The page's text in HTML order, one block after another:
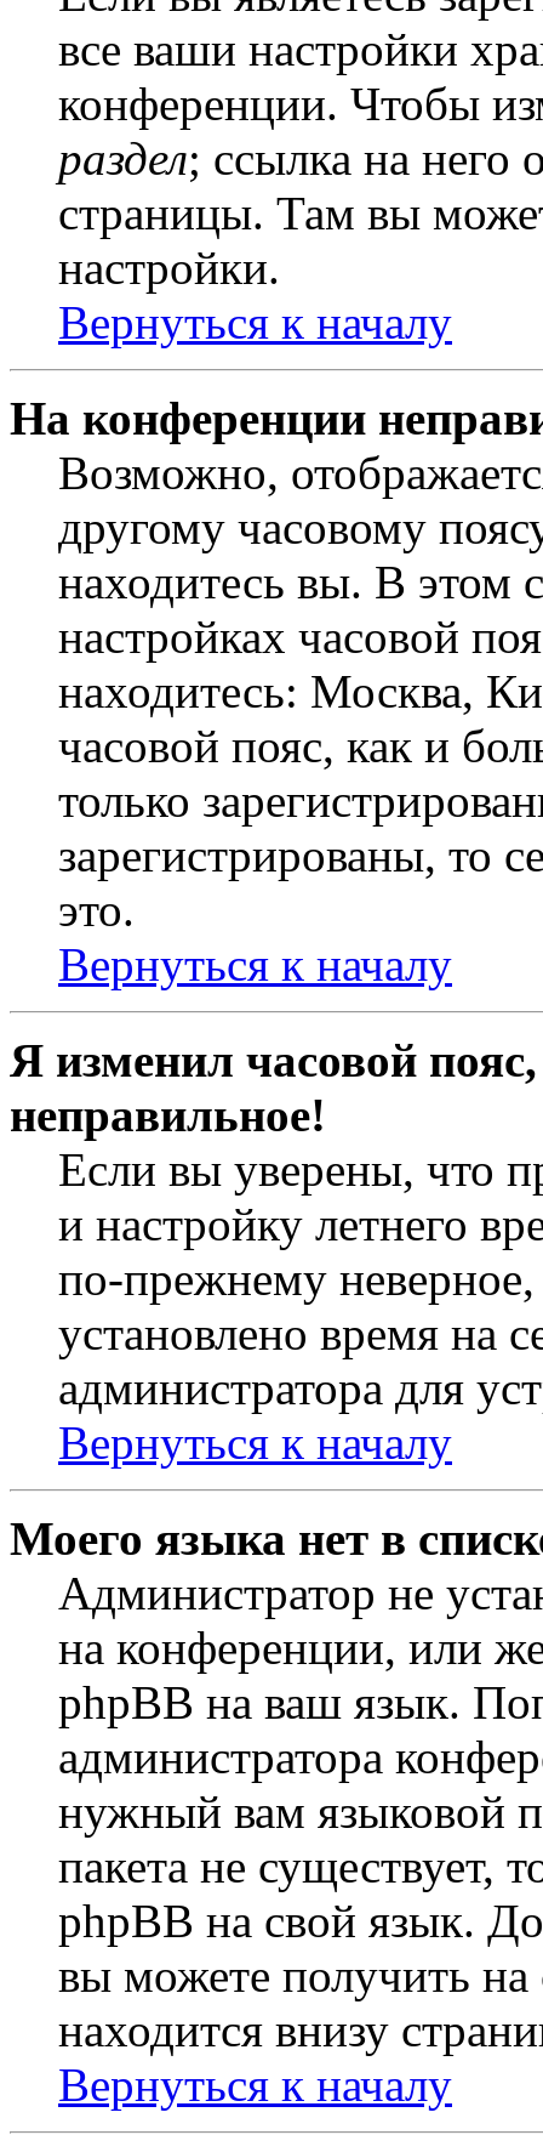
все ваши настройки
конференции. Чтобы
раздел; ссылка на него
страницы. Там вы
настройки.
Вернуться к началу
На конференции
Возможно,
другому часовому
находитесь вы. В этом
настройках часовой
находитесь: Москва,
часовой пояс, как и
только
зарегистрированы, то
это.
Вернуться к началу
Я изменил часовой
неправильное!
Если вы уверены, что
и настройку летнего
по-прежнему неверное,
установлено время на
администратора для
Вернуться к началу
Моего языка нет в
Администратор не
на конференции, или
phpBB на ваш язык.
администратора
нужный вам языковой
пакета не существует,
phpBB на свой язык.
вы можете получить на
находится внизу
Вернуться к началу